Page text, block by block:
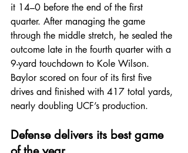
it 14–0 before the end of the first
quarter. After managing the game
through the middle stretch, he sealed the
outcome late in the fourth quarter with a
9-yard touchdown to Kole Wilson.
Baylor scored on four of its first five
drives and finished with 417 total yards,
nearly doubling UCF’s production.
Defense delivers its best game